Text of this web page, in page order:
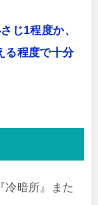
じ1程度か、
る程度で十分
冷暗所』また